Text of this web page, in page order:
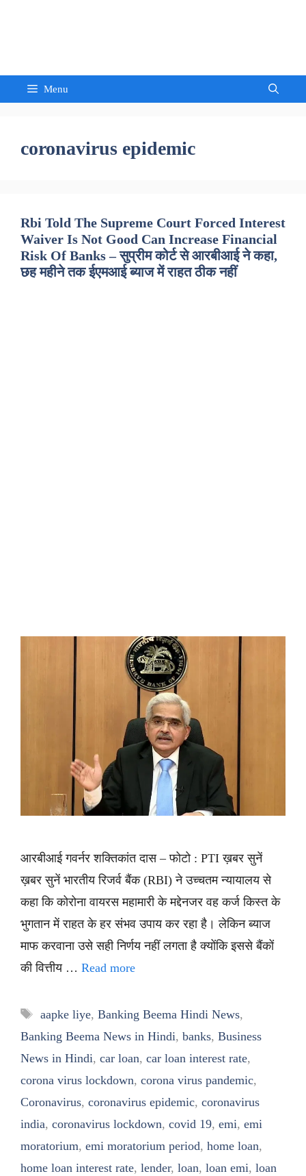
Menu
coronavirus epidemic
Rbi Told The Supreme Court Forced Interest
Waiver Is Not Good Can Increase Financial
Risk Of Banks – सुप्रीम कोर्ट से आरबीआई ने कहा,
छह महीने तक ईएमआई ब्याज में राहत ठीक नहीं
आरबीआई गवर्नर शक्तिकांत दास – फोटो : PTI ख़बर सुनें
ख़बर सुनें भारतीय रिजर्व बैंक (RBI) ने उच्चतम न्यायालय से
कहा कि कोरोना वायरस महामारी के मद्देनजर वह कर्ज किस्त के
भुगतान में राहत के हर संभव उपाय कर रहा है। लेकिन ब्याज
माफ करवाना उसे सही निर्णय नहीं लगता है क्योंकि इससे बैंकों
की वित्तीय … Read more
Tags
aapke liye, Banking Beema Hindi News,
Banking Beema News in Hindi, banks, Business
News in Hindi, car loan, car loan interest rate,
corona virus lockdown, corona virus pandemic,
Coronavirus, coronavirus epidemic, coronavirus
india, coronavirus lockdown, covid 19, emi, emi
moratorium, emi moratorium period, home loan,
home loan interest rate, lender, loan, loan emi, loan